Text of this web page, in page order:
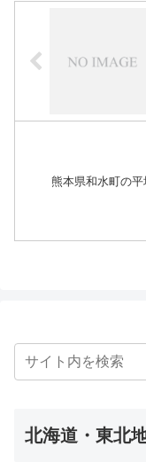
熊本県和水町の
北海道・東北